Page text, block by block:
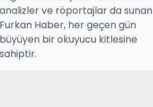
analizler ve röportajlar da sunan
Furkan Haber, her geçen gün
büyüyen bir okuyucu kitlesine
sahiptir.